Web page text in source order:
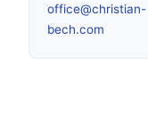
office@christian-
bech.com